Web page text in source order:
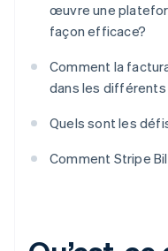
œuvre une
façon efficace?
Comment la
dans les
Quels sont les
Comment Stripe